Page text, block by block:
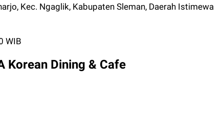
Kec. Ngaglik, Kabupaten Sleman, Daerah Istimewa
WIB
Korean Dining & Cafe